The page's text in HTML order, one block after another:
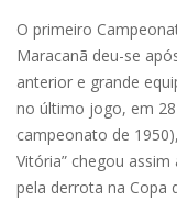
O primeiro
Maracanã deu-se
anterior e grande
no último jogo, em
campeonato de
Vitória” chegou
pela derrota na Copa